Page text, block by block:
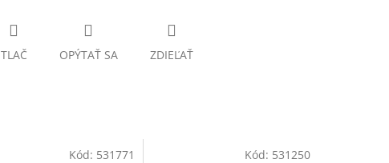
TLAČ OPÝTAŤ SA ZDIEĽAŤ
Kód: 531771 Kód: 531250